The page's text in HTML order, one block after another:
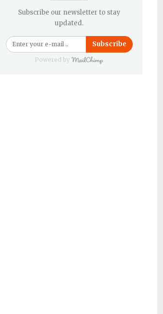
Subscribe our newsletter to stay
updated.
Subscribe
Powered by